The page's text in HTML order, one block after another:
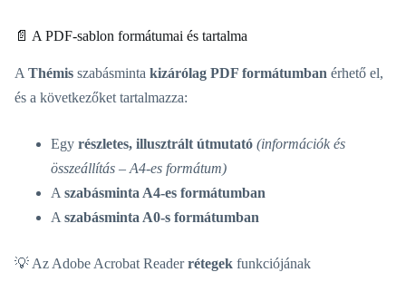
📄 A PDF-sablon formátumai és tartalma
A Thémis szabásminta kizárólag PDF formátumban érhető el,
és a következőket tartalmazza:
Egy részletes, illusztrált útmutató (információk és
összeállítás – A4-es formátum)
A szabásminta A4-es formátumban
A szabásminta A0-s formátumban
💡 Az Adobe Acrobat Readerrétegek funkciójának